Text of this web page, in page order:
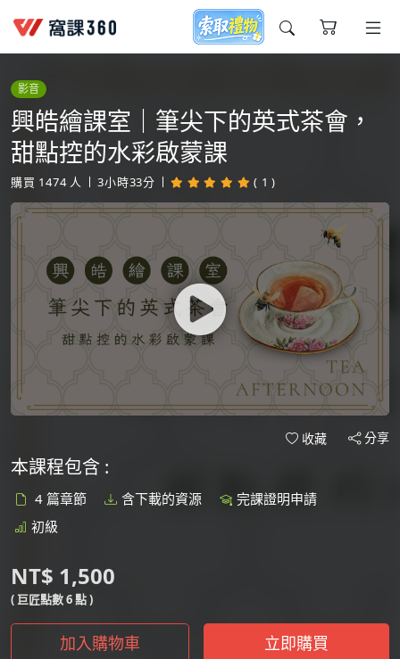
今天想要學什麼?
影音
興皓繪課室｜筆尖下的英式茶會，
甜點控的水彩啟蒙課
購買 1474 人 3小時33分 ( 1 )
收藏 分享
本課程包含 :
4 篇章節 含下載的資源
完課證明申請
初級
NT$ 1,500
( 巨匠點數 6 點 )
加入購物車 立即購買